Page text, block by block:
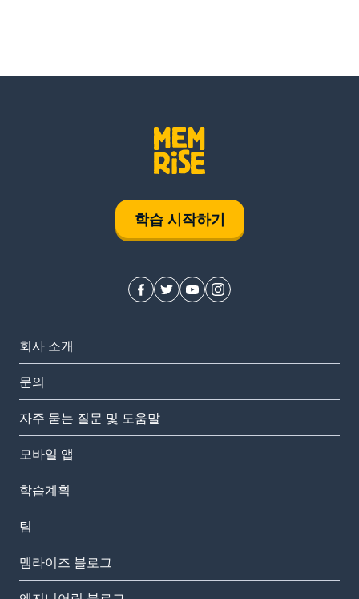
학습 시작하기
회사 소개
문의
자주 묻는 질문 및 도움말
모바일 앱
학습계획
팀
멤라이즈 블로그